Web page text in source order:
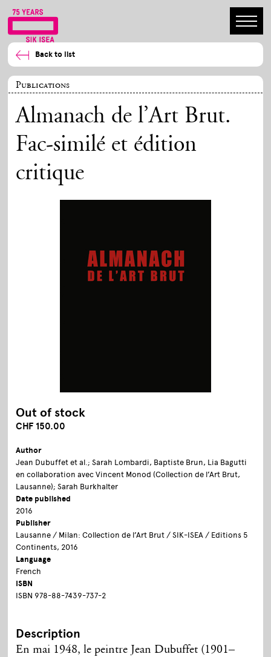
Back to list
Publications
Almanach de l’Art Brut.
Fac-similé et édition
critique
Out of stock
CHF 150.00
Author
Jean Dubuffet et al.; Sarah Lombardi, Baptiste Brun, Lia Bagutti
en collaboration avec Vincent Monod (Collection de l’Art Brut,
Lausanne); Sarah Burkhalter
Date published
2016
Publisher
Lausanne / Milan: Collection de l’Art Brut / SIK-ISEA / Editions 5
Continents, 2016
Language
French
ISBN
ISBN 978-88-7439-737-2
Description
En mai 1948, le peintre Jean Dubuffet (1901–